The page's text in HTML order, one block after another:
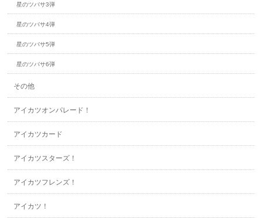
星のツバサ3弾
星のツバサ4弾
星のツバサ5弾
星のツバサ6弾
その他
アイカツオンパレード！
アイカツカード
アイカツスターズ！
アイカツフレンズ！
アイカツ！